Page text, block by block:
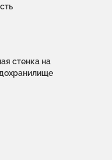
стенка на